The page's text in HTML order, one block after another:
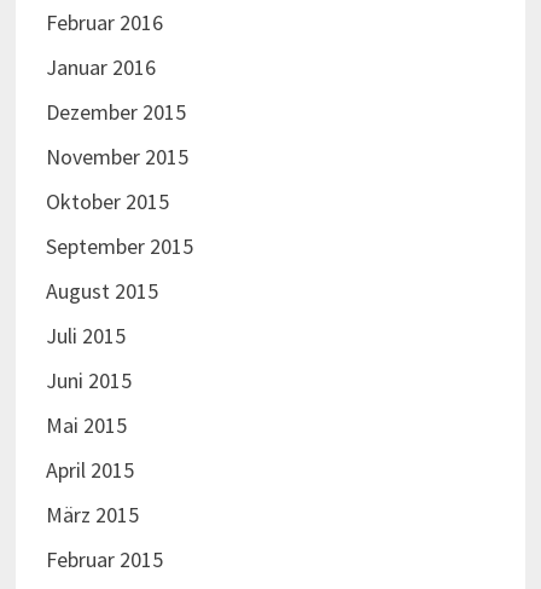
Februar 2016
Januar 2016
Dezember 2015
November 2015
Oktober 2015
September 2015
August 2015
Juli 2015
Juni 2015
Mai 2015
April 2015
März 2015
Februar 2015